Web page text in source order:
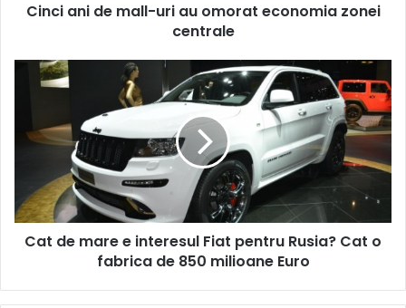
centrale
Cinci ani de mall-uri au omorat economia zonei
centrale
interesul
pentru
Rusia?
Cat
Cat de mare e interesul Fiat pentru Rusia? Cat o
fabrica de 850 milioane Euro